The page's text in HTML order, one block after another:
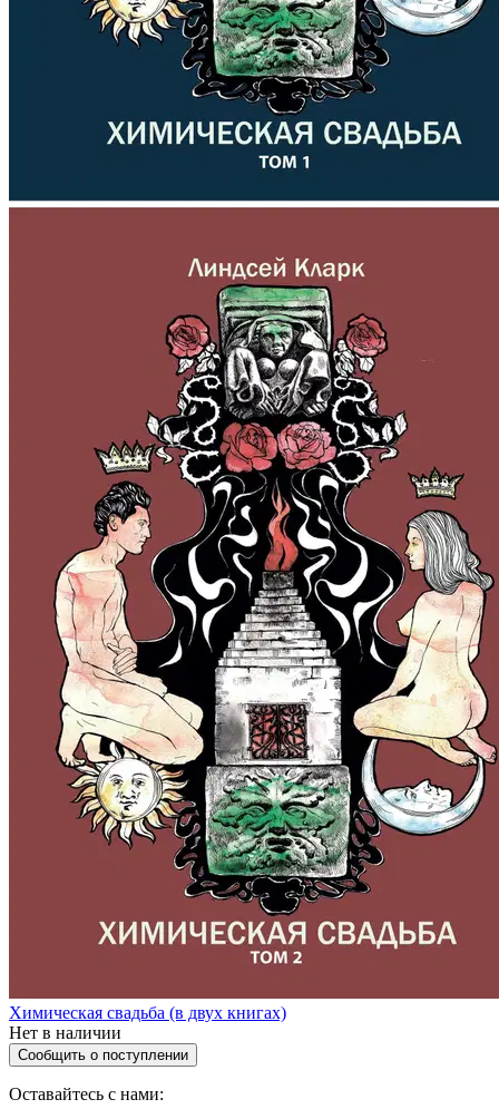
Химическая свадьба (в двух книгах)
Нет в наличии
Сообщить о поступлении
Оставайтесь с нами: